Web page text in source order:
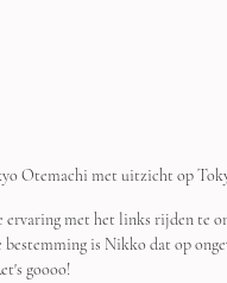
Otemachi met uitzicht op
met het links rijden te
is Nikko dat op
goooo!